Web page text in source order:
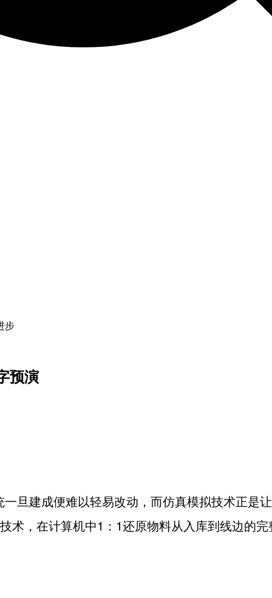
步
预演
旦建成便难以轻易改动，而仿真模拟技术正是
术，在计算机中1 ： 1还原物料从入库到线边的